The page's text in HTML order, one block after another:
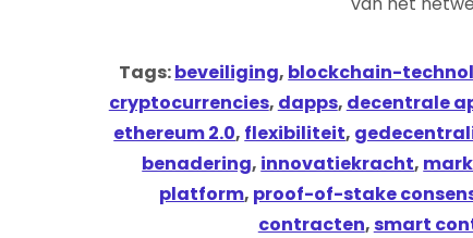
Tags:beveiliging, blockchain-
cryptocurrencies, dapps, decentrale
ethereum 2.0, flexibiliteit,
benadering, innovatiekracht,
platform, proof-of-stake
contracten,smart